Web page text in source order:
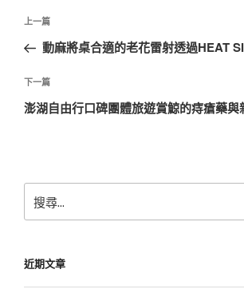
文
導
覽
上
一
文
章
上一篇
動麻將桌合適的老花雷射透過HEAT
下
一
下一篇
澎湖自由行口碑團體旅遊賞鯨的痔瘡藥與
尋
字:
近期文章